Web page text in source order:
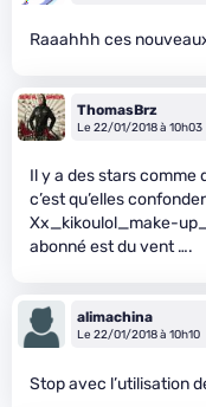
Raaahhh ces
ThomasBrz
Le 22/01/2018 à 10h03
Il y a des stars comme
c’est qu’elles
Xx_kikoulol_make-
abonné est du vent ….
alimachina
Le 22/01/2018 à 10h10
Stop avec l’utilisation